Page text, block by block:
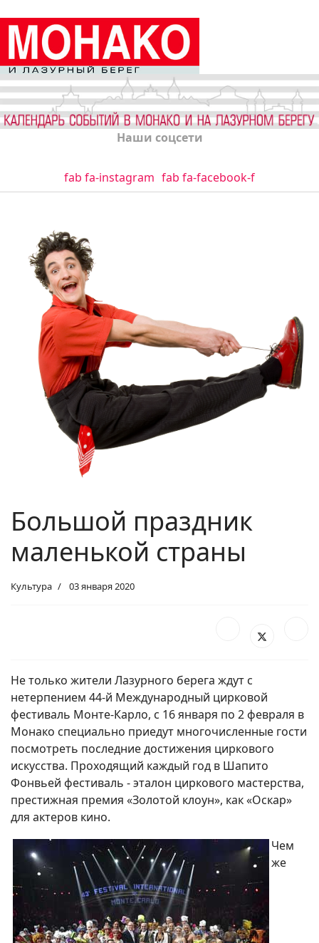
Наши соцсети
fab fa-instagram fab fa-facebook-f
Большой праздник
маленькой страны
Культура 03 января 2020
Не только жители Лазурного берега ждут с
нетерпением 44-й Международный цирковой
фестиваль Монте-Карло, с 16 января по 2 февраля в
Монако специально приедут многочисленные гости
посмотреть последние достижения циркового
искусства. Проходящий каждый год в Шапито
Фонвьей фестиваль - эталон циркового мастерства,
престижная премия «Золотой клоун», как «Оскар»
для актеров кино.
Чем
же